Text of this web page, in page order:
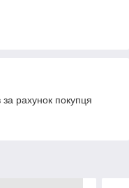
рахунок покупця